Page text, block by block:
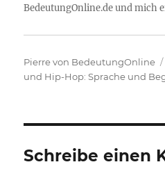
BedeutungOnline.de und mich
Autor
Pierre von BedeutungOnline
und Hip-Hop: Sprache und
Schreibe einen